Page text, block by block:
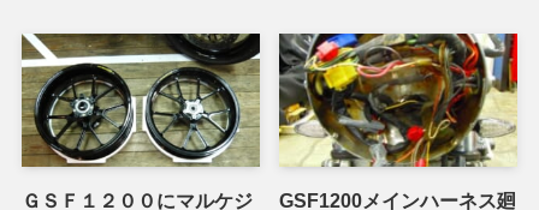
ＧＳＦ１２００にマルケジ
GSF1200メインハーネス廻